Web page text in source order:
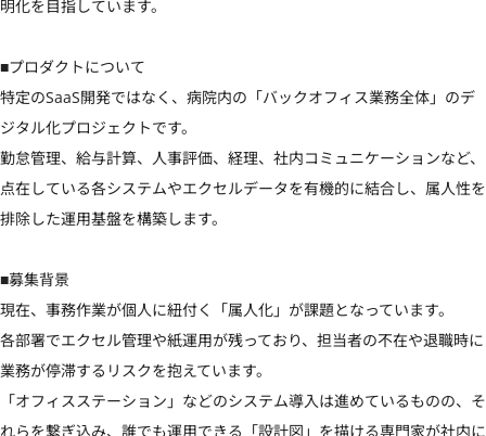
明化を目指しています。
■プロダクトについて
特定のSaaS開発ではなく、病院内の「バックオフィス業務全体」のデ
ジタル化プロジェクトです。
勤怠管理、給与計算、人事評価、経理、社内コミュニケーションなど、
点在している各システムやエクセルデータを有機的に結合し、属人性を
排除した運用基盤を構築します。
■募集背景
現在、事務作業が個人に紐付く「属人化」が課題となっています。
各部署でエクセル管理や紙運用が残っており、担当者の不在や退職時に
業務が停滞するリスクを抱えています。
「オフィスステーション」などのシステム導入は進めているものの、そ
れらを繋ぎ込み、誰でも運用できる「設計図」を描ける専門家が社内に